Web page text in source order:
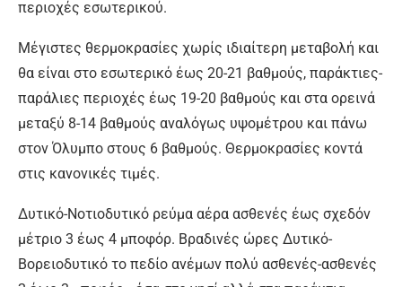
περιοχές εσωτερικού.
Μέγιστες θερμοκρασίες χωρίς ιδιαίτερη μεταβολή και
θα είναι στο εσωτερικό έως 20-21 βαθμούς, παράκτιες-
παράλιες περιοχές έως 19-20 βαθμούς και στα ορεινά
μεταξύ 8-14 βαθμούς αναλόγως υψομέτρου και πάνω
στον Όλυμπο στους 6 βαθμούς. Θερμοκρασίες κοντά
στις κανονικές τιμές.
Δυτικό-Νοτιοδυτικό ρεύμα αέρα ασθενές έως σχεδόν
μέτριο 3 έως 4 μποφόρ. Βραδινές ώρες Δυτικό-
Βορειοδυτικό το πεδίο ανέμων πολύ ασθενές-ασθενές